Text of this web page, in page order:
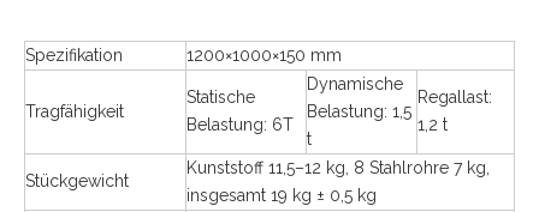
Spezifikation 1200×1000×150 mm
Tragfähigkeit
Statische
Belastung: 6T
Dynamische
Belastung: 1,5
t
Regallast:
1,2 t
Stückgewicht
Kunststoff 11,5–12 kg, 8 Stahlrohre 7 kg,
insgesamt 19 kg ± 0,5 kg